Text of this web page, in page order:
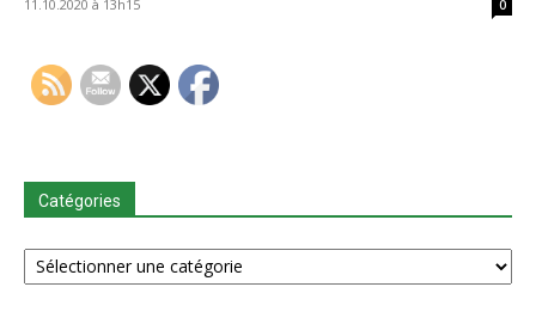
11.10.2020 à 13h15 0
Catégories
Catégories